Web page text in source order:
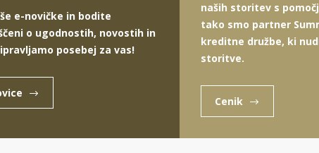
Nekirurško pomlajevanje obraza Nekirurško
po kirurškem posegu: Za lepše in
e-novičke in bodite
o ugodnostih, novostih in
posebej za vas!
naših storitev s
tako smo partner
kreditne družbe, ki
storitve.
Cenik